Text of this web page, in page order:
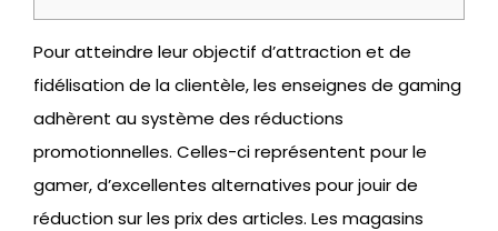
Pour atteindre leur objectif d’attraction et de
fidélisation de la clientèle, les enseignes de gaming
adhèrent au système des réductions
promotionnelles. Celles-ci représentent pour le
gamer, d’excellentes alternatives pour jouir de
réduction sur les prix des articles. Les magasins